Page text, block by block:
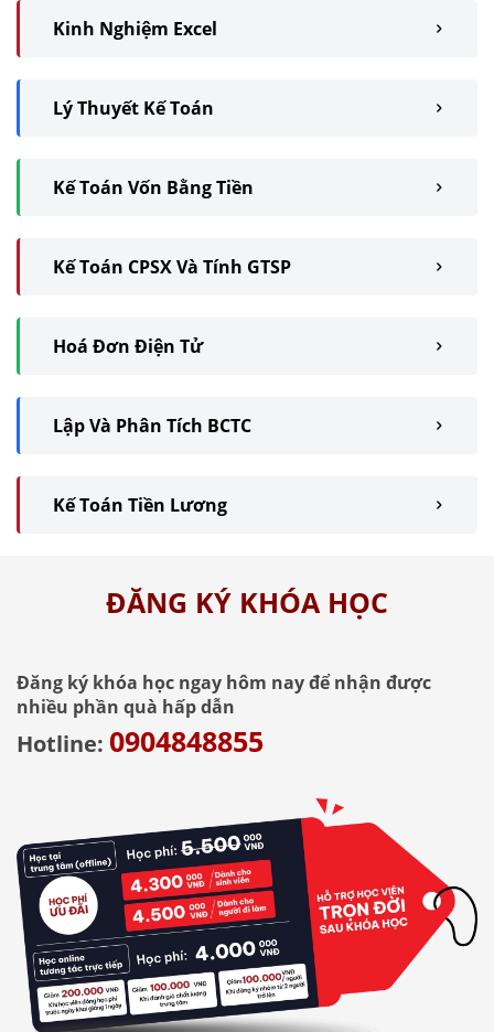
Kinh Nghiệm Excel
Lý Thuyết Kế Toán
Kế Toán Vốn Bằng Tiền
Kế Toán CPSX Và Tính GTSP
Hoá Đơn Điện Tử
Lập Và Phân Tích BCTC
Kế Toán Tiền Lương
ĐĂNG KÝ KHÓA HỌC
Đăng ký khóa học ngay hôm nay để nhận được
nhiều phần quà hấp dẫn
Hotline: 0904848855